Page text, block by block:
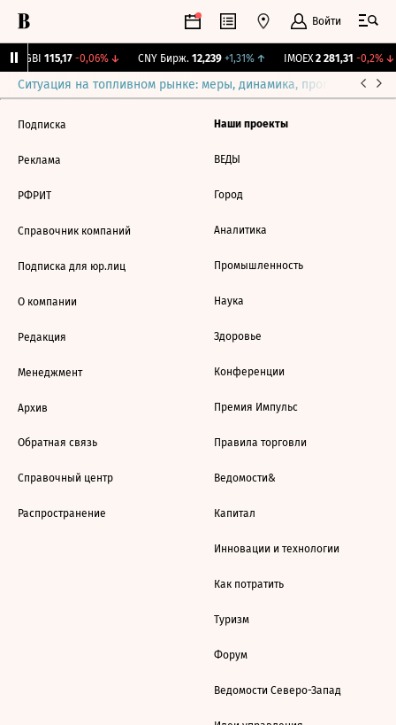
Войти
RGBI 115,17 -0,06%↓ CNY Бирж. 12,239 +1,31%↑ IMOEX 2 281,31 -0,2%↓
Ситуация на топливном рынке: меры, динамика, прогнозы
Подписка
Реклама
РФРИТ
Справочник компаний
Подписка для юр.лиц
О компании
Редакция
Менеджмент
Архив
Обратная связь
Справочный центр
Распространение
Наши проекты
ВЕДЫ
Город
Аналитика
Промышленность
Наука
Здоровье
Конференции
Премия Импульс
Правила торговли
Ведомости&
Капитал
Инновации и технологии
Как потратить
Туризм
Форум
Ведомости Северо-Запад